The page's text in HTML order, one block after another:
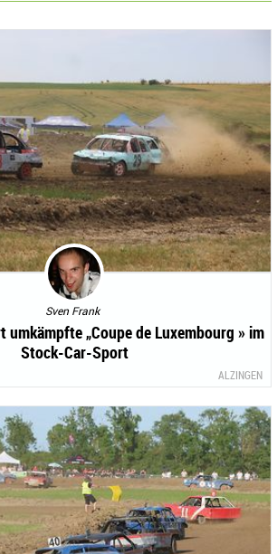
Sven Frank
umkämpfte „Coupe de Luxembourg » im
Stock-Car-Sport
ALZINGEN